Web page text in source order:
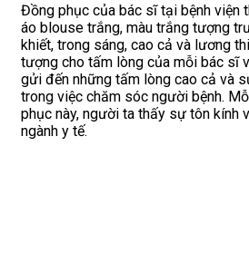
Đồng phục của bác sĩ tại bệnh viện
áo blouse trắng, màu trắng tượng
khiết, trong sáng, cao cả và lương
tượng cho tấm lòng của mỗi bác sĩ
gửi đến những tấm lòng cao cả và
trong việc chăm sóc người bệnh.
phục này, người ta thấy sự tôn kính
ngành y tế.